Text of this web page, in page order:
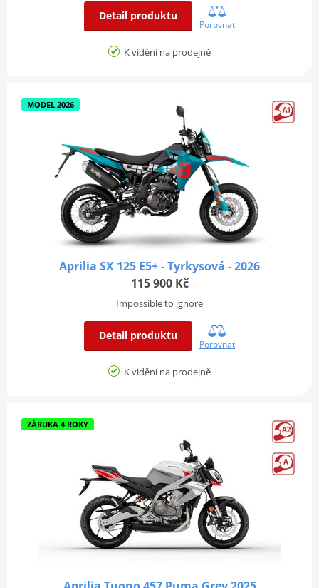
Detail produktu
Porovnat
K vidění na prodejně
MODEL 2026
Aprilia SX 125 E5+ - Tyrkysová - 2026
115 900 Kč
Impossible to ignore
Detail produktu
Porovnat
K vidění na prodejně
ZÁRUKA 4 ROKY